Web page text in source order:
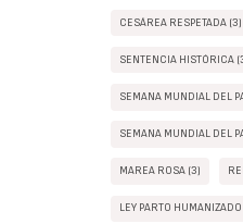
CESÁREA RESPETADA (3)
SENTENCIA HISTÓRICA
SEMANA MUNDIAL DEL
SEMANA MUNDIAL DEL
MAREA ROSA (3)
LEY PARTO